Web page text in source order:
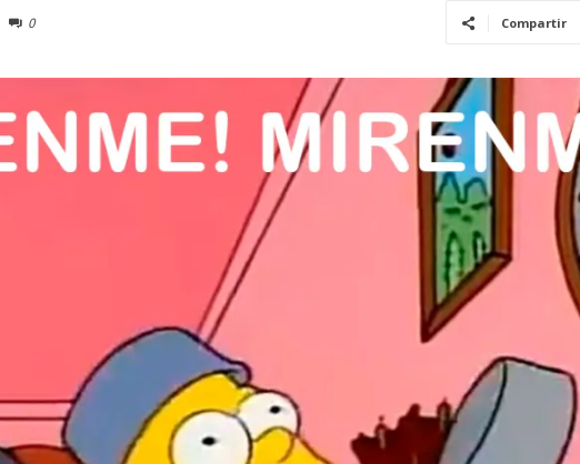
0 Compartir